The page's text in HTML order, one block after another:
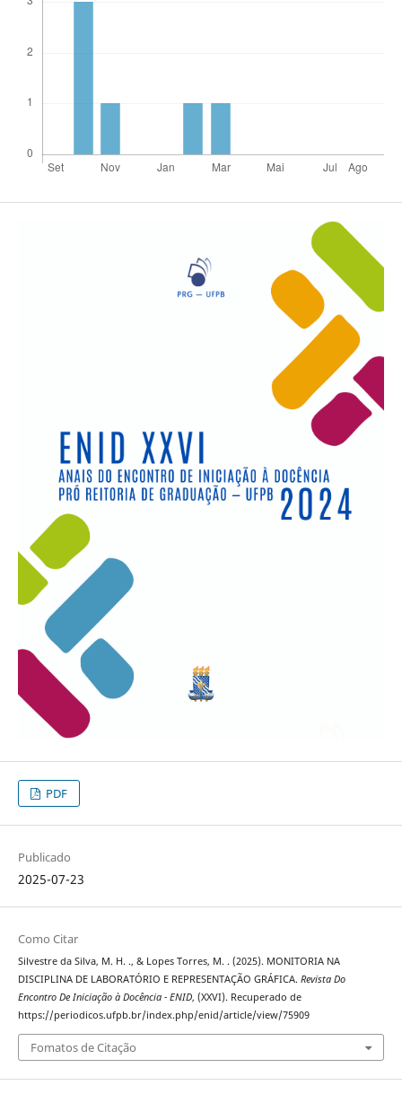
PDF
Publicado
2025-07-23
Como Citar
Silvestre da Silva, M. H. ., & Lopes Torres, M. . (2025). MONITORIA NA
DISCIPLINA DE LABORATÓRIO E REPRESENTAÇÃO GRÁFICA. Revista Do
Encontro De Iniciação à Docência - ENID, (XXVI). Recuperado de
https://periodicos.ufpb.br/index.php/enid/article/view/75909
Fomatos de Citação